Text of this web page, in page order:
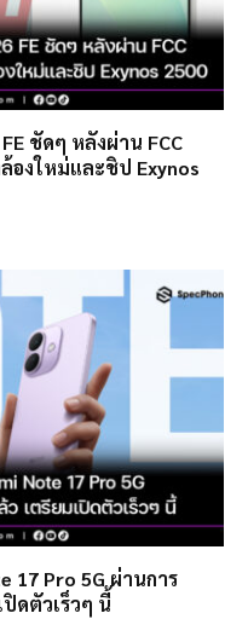
ชัดๆ หลังผ่าน FCC
องใหม่และชิป Exynos
17 Pro 5G ผ่านการ
ดตัวเร็วๆ นี้